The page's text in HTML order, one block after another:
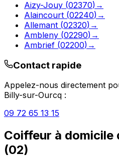
Aizy-Jouy (02370) →
Alaincourt (02240) →
Allemant (02320) →
Ambleny (02290) →
Ambrief (02200) →
Contact rapide
Appelez-nous directement
Billy-sur-Ourcq :
09 72 65 13 15
Coiffeur à domicile
(02)